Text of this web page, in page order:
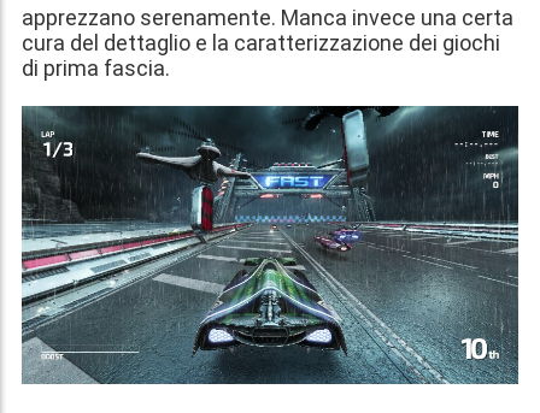
apprezzano serenamente. Manca invece una certa
cura del dettaglio e la caratterizzazione dei giochi
di prima fascia.